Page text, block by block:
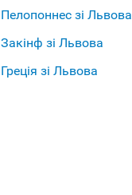
Пелопоннес зі Львова
Закінф зі Львова
Греція зі Львова